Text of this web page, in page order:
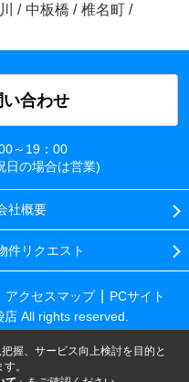
/ 中板橋 / 椎名町 /
合わせ
～19：00
日の場合は営業)
社概要
件リクエスト
アクセスマップ
PCサイト
All rights reserved.
握、サービス向上検討を目的と
。